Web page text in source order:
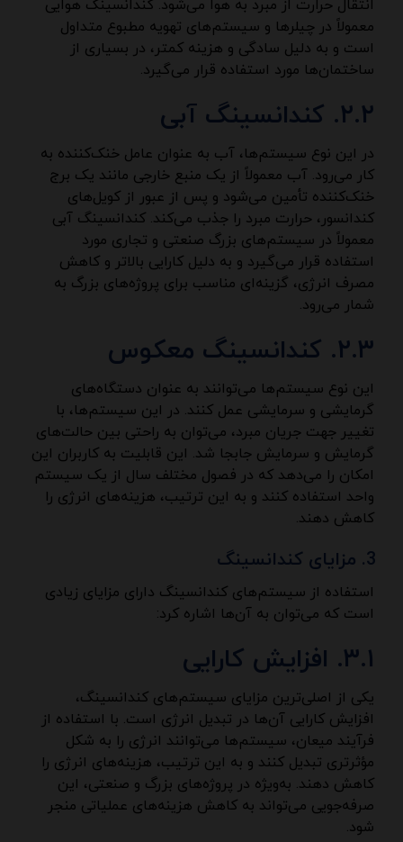
انتقال حرارت از مبرد به هوا می‌شود. کندانسینگ هوایی
معمولاً در چیلرها و سیستم‌های تهویه مطبوع متداول
است و به دلیل سادگی و هزینه کمتر، در بسیاری از
ساختمان‌ها مورد استفاده قرار می‌گیرد.
۲.۲. کندانسینگ آبی
در این نوع سیستم‌ها، آب به عنوان عامل خنک‌کننده به
کار می‌رود. آب معمولاً از یک منبع خارجی مانند یک برج
خنک‌کننده تأمین می‌شود و پس از عبور از کویل‌های
کندانسور، حرارت مبرد را جذب می‌کند. کندانسینگ آبی
معمولاً در سیستم‌های بزرگ صنعتی و تجاری مورد
استفاده قرار می‌گیرد و به دلیل کارایی بالاتر و کاهش
مصرف انرژی، گزینه‌ای مناسب برای پروژه‌های بزرگ به
شمار می‌رود.
۲.۳. کندانسینگ معکوس
این نوع سیستم‌ها می‌توانند به عنوان دستگاه‌های
گرمایشی و سرمایشی عمل کنند. در این سیستم‌ها، با
تغییر جهت جریان مبرد، می‌توان به راحتی بین حالت‌های
گرمایش و سرمایش جابجا شد. این قابلیت به کاربران این
امکان را می‌دهد که در فصول مختلف سال از یک سیستم
واحد استفاده کنند و به این ترتیب، هزینه‌های انرژی را
کاهش دهند.
مزایای کندانسینگ
استفاده از سیستم‌های کندانسینگ دارای مزایای زیادی
است که می‌توان به آن‌ها اشاره کرد:
۳.۱. افزایش کارایی
یکی از اصلی‌ترین مزایای سیستم‌های کندانسینگ،
افزایش کارایی آن‌ها در تبدیل انرژی است. با استفاده از
فرآیند میعان، سیستم‌ها می‌توانند انرژی را به شکل
مؤثرتری تبدیل کنند و به این ترتیب، هزینه‌های انرژی را
کاهش دهند. به‌ویژه در پروژه‌های بزرگ و صنعتی، این
صرفه‌جویی می‌تواند به کاهش هزینه‌های عملیاتی منجر
شود.